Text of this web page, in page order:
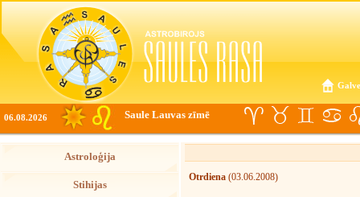
06.08.2026 Saule Lauvas zīmē
Astroloģija
Stihijas
Otrdiena (03.06.2008)